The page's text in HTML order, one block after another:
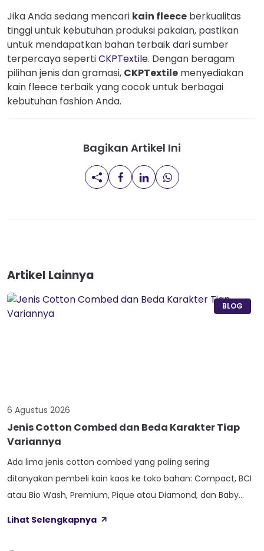
Jika Anda sedang mencari kain fleece berkualitas
tinggi untuk kebutuhan produksi pakaian, pastikan
untuk mendapatkan bahan terbaik dari sumber
terpercaya sepertiCKPTextile. Dengan beragam
pilihan jenis dan gramasi, CKPTextile menyediakan
kain fleece terbaik yang cocok untuk berbagai
kebutuhan fashion Anda.
Bagikan Artikel Ini
Artikel Lainnya
BLOG
6 Agustus 2026
Jenis Cotton Combed dan Beda Karakter Tiap
Variannya
Ada lima jenis cotton combed yang paling sering
ditanyakan pembeli kain kaos ke toko bahan: Compact, BCI
atau Bio Wash, Premium, Pique atau Diamond, dan Baby
benang atau jenis rajutan, bukan dari angka ketebalan
Lihat Selengkapnya